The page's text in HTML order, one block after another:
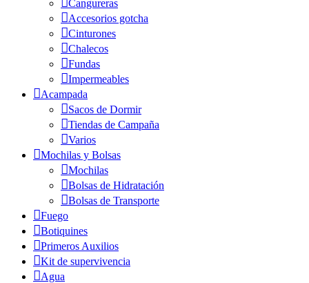
Cangureras
Accesorios gotcha
Cinturones
Chalecos
Fundas
Impermeables
Acampada
Sacos de Dormir
Tiendas de Campaña
Varios
Mochilas y Bolsas
Mochilas
Bolsas de Hidratación
Bolsas de Transporte
Fuego
Botiquines
Primeros Auxilios
Kit de supervivencia
Agua